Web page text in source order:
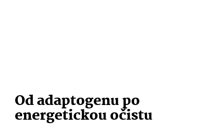
Od adaptogenu po
energetickou očistu